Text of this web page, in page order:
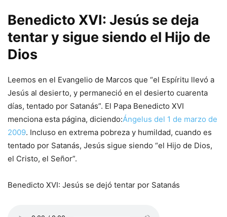
Benedicto XVI: Jesús se deja
tentar y sigue siendo el Hijo de
Dios
Leemos en el Evangelio de Marcos que “el Espíritu llevó a
Jesús al desierto, y permaneció en el desierto cuarenta
días, tentado por Satanás”. El Papa Benedicto XVI
menciona esta página, diciendo:Ángelus del 1 de marzo de
2009. Incluso en extrema pobreza y humildad, cuando es
tentado por Satanás, Jesús sigue siendo “el Hijo de Dios,
el Cristo, el Señor”.
Benedicto XVI: Jesús se dejó tentar por Satanás